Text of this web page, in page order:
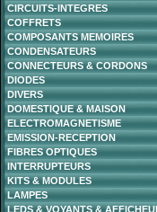
CIRCUITS-INTEGRES
COFFRETS
COMPOSANTS MEMOIRES
CONDENSATEURS
CONNECTEURS & CORDONS
DIODES
DIVERS
DOMESTIQUE & MAISON
ELECTROMAGNETISME
EMISSION-RECEPTION
FIBRES OPTIQUES
INTERRUPTEURS
KITS & MODULES
LAMPES
LEDS & VOYANTS &